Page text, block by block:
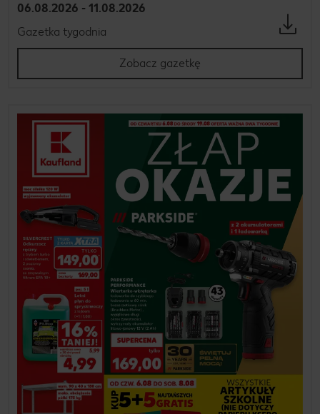
06.08.2026 - 11.08.2026
Gazetka tygodnia
Zobacz gazetkę